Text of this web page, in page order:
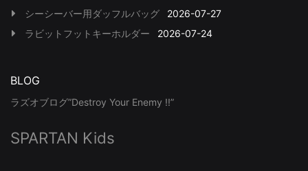
シーシーバー用ダッフルバッグ
2026-07-27
ラビットフットキーホルダー
2026-07-24
BLOG
ラズオブログ”Destroy Your Enemy !!”
SPARTAN Kids